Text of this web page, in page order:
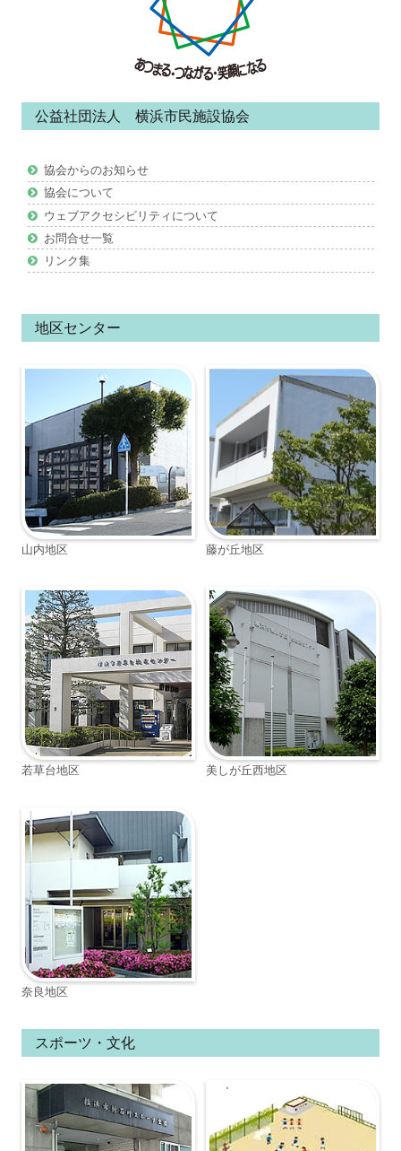
テ
ツ
公益社団法人 横浜市民施設協会
協会からのお知らせ
協会について
ウェブアクセシビリティについて
お問合せ一覧
リンク集
地区センター
山内地区 藤が丘地区
若草台地区 美しが丘西地区
奈良地区
スポーツ・文化